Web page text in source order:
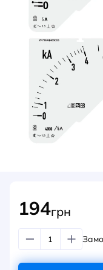
НОВИНИ
СИСТЕМИ
194грн